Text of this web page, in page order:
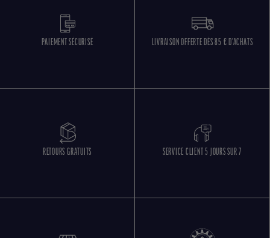
PAIEMENT SÉCURISÉ LIVRAISON OFFERTE DÈS 85 € D'ACHATS
RETOURS GRATUITS SERVICE CLIENT 5 JOURS SUR 7